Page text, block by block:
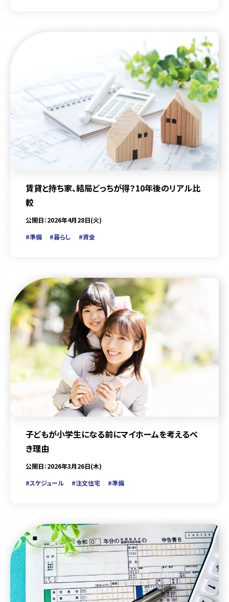
賃貸と持ち家、結局どっちが得？10年後のリアル比
較
公開日：2026年4月28日(火)
#準備
#暮らし #資金
子どもが小学生になる前にマイホームを考えるべ
き理由
公開日：2026年3月26日(木)
#スケジュール
#注文住宅 #準備